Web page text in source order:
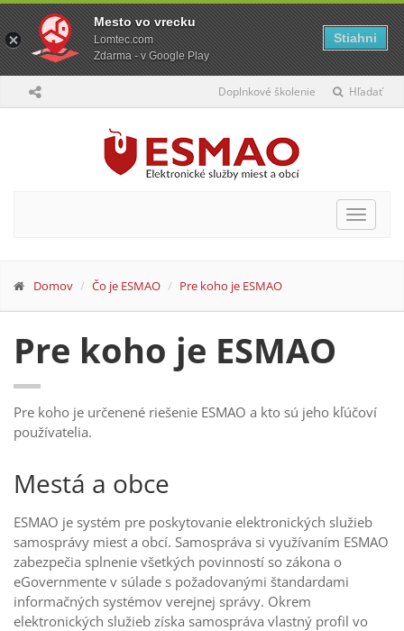
Doplnkové školenie Hľadať
Toggle
Domov Čo je ESMAO Pre koho je ESMAO
Pre koho je ESMAO
Pre koho je určenené riešenie ESMAO a kto sú jeho kľúčoví
používatelia.
Mestá a obce
ESMAO je systém pre poskytovanie elektronických služieb
samosprávy miest a obcí. Samospráva si využívaním ESMAO
zabezpečia splnenie všetkých povinností so zákona o
eGovernmente v súlade s požadovanými štandardami
informačných systémov verejnej správy. Okrem
elektronických služieb získa samospráva vlastný profil vo
Mesto vo vrecku
Lomtec.com
Zdarma - v Google Play
Stiahni